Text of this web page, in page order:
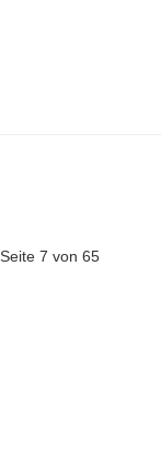
Seite 7 von 65